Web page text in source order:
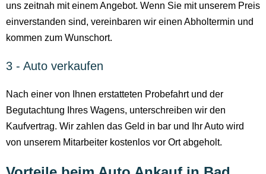
uns zeitnah mit einem Angebot. Wenn Sie mit unserem Preis
einverstanden sind, vereinbaren wir einen Abholtermin und
kommen zum Wunschort.
3 - Auto verkaufen
Nach einer von Ihnen erstatteten Probefahrt und der
Begutachtung Ihres Wagens, unterschreiben wir den
Kaufvertrag. Wir zahlen das Geld in bar und Ihr Auto wird
von unserem Mitarbeiter kostenlos vor Ort abgeholt.